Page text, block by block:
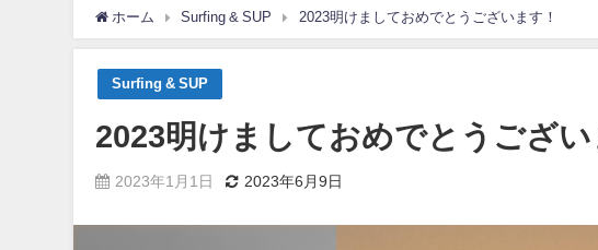
ホーム Surfing & SUP 2023明けましておめでとうございます！
Surfing & SUP
2023明けましておめでとうござい
2023年1月1日 2023年6月9日